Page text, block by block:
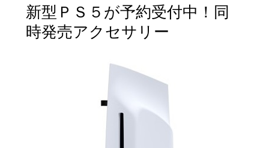
新型ＰＳ５が予約受付中！同
時発売アクセサリー